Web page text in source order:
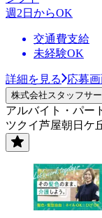
週2日からOK
交通費支給
未経験OK
詳細を見る 応募
株式会社スタッフサ
アルバイト・パー
ツクイ芦屋朝日ケ